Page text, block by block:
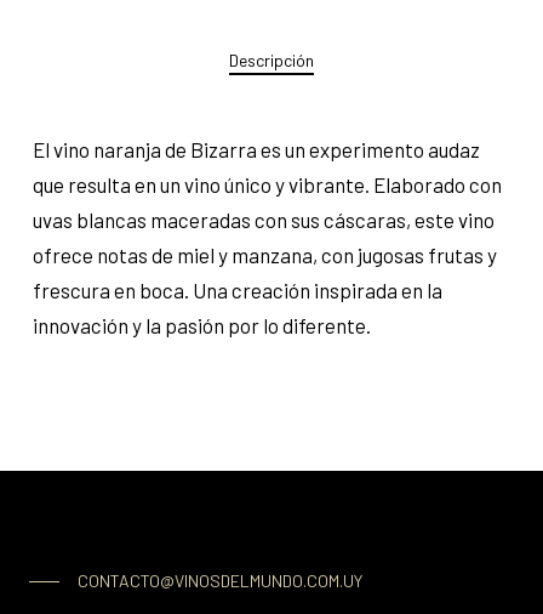
Descripción
El vino naranja de Bizarra es un experimento audaz
que resulta en un vino único y vibrante. Elaborado con
uvas blancas maceradas con sus cáscaras, este vino
ofrece notas de miel y manzana, con jugosas frutas y
frescura en boca. Una creación inspirada en la
innovación y la pasión por lo diferente.
CONTACTO@VINOSDELMUNDO.COM.UY